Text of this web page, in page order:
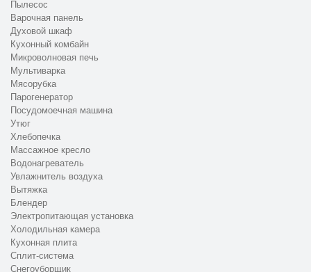
Пылесос
Варочная панель
Духовой шкаф
Кухонный комбайн
Микроволновая печь
Мультиварка
Мясорубка
Парогенератор
Посудомоечная машина
Утюг
Хлебопечка
Массажное кресло
Водонагреватель
Увлажнитель воздуха
Вытяжка
Блендер
Электропитающая установка
Холодильная камера
Кухонная плита
Сплит-система
Снегоуборщик